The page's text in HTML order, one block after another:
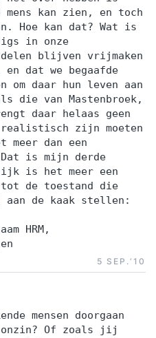
kan zien, en toch
Hoe kan dat? Wat is
in onze
blijven vrijmaken
dat we begaafde
om daar hun leven aan
die van Mastenbroek,
daar helaas geen
zijn moeten
meer dan een
is mijn derde
is het meer een
de toestand die
aan de kaak stellen:
HRM,
5 SEP.‘10
mensen doorgaan
onzin? Of zoals jij